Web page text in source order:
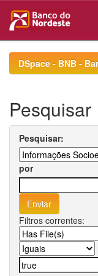
navigationDSpace - BNB -
Pesquisar
Pesquisar:
por
Filtros correntes: